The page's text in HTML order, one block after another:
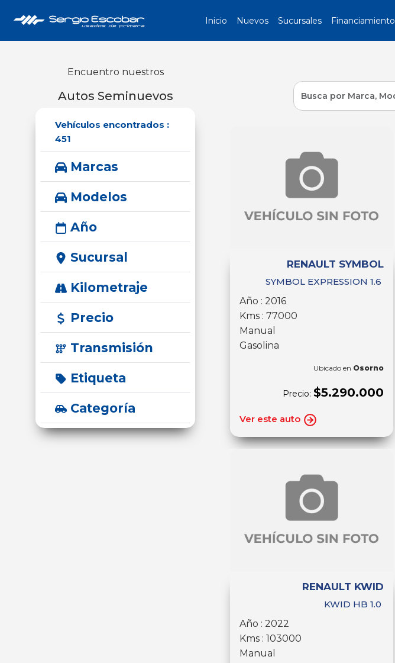
Inicio Nuevos Sucursales Financiamiento
Encuentro nuestros
Autos Seminuevos
Vehículos encontrados :
451
Marcas
Modelos
Año
Sucursal
Kilometraje
Precio
Transmisión
Etiqueta
Categoría
RENAULT SYMBOL
SYMBOL EXPRESSION 1.6
Año : 2016
Kms : 77000
Manual
Gasolina
Ubicado en Osorno
Precio: $5.290.000
Ver este auto
RENAULT KWID
KWID HB 1.0
Año : 2022
Kms : 103000
Manual